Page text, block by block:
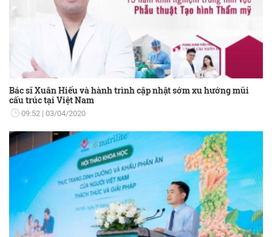
Bác sĩ Xuân Hiếu và hành trình cập nhật sớm xu hướng mũi
cấu trúc tại Việt Nam
09:52 03/04/2020